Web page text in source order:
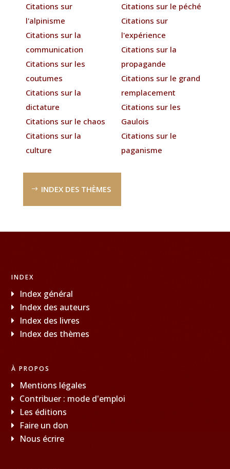
Citations sur
l'alpinisme
Citations sur la
communication
Citations sur les
coutumes
Citations sur la
dictature
Citations sur le chaos
Citations sur la
culture
Citations sur le péché
Citations sur
l'expérience
Citations sur la
propagande
Citations sur le grand
remplacement
Citations sur les
Gaulois
Citations sur le
paganisme
INDEX DES THÈMES
INDEX
Index général
Index des auteurs
Index des livres
Index des thèmes
À PROPOS
Mentions légales
Contribuer : mode d'emploi
Les éditions
Faire un don
Nous écrire